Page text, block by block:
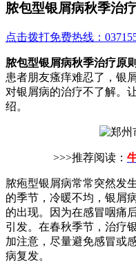
脓包型银屑病秋季治
点击拨打免费热线：
脓包型银屑病秋季治疗原
患者朋友瘙痒难忍了，银
对银屑病的治疗不了解。
绍。
>>>推荐阅读：
脓疱型银屑病常常突然发
的季节，冷暖不均，银屑
的出现。因为在感冒咽痛
引发。在春秋季节，治疗
加注意，尽量避免感冒或
病复发。